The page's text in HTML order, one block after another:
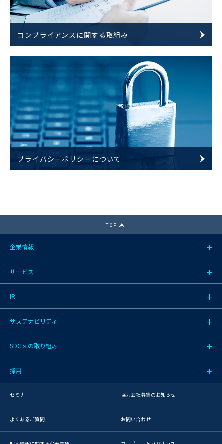
コンプライアンスに関する取組み
プライバシーポリシーについて
TOP
企業情報
サービス
IR
サステナビリティ
SDGｓの取り組み
採用
セミナー 協力会社募集のお知らせ
よくあるご質問 お問い合わせ